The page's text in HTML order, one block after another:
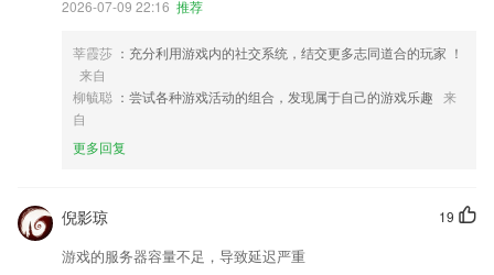
2026-07-09 22:16 推荐
莘霞莎 ：充分利用游戏内的社交系统，结交更多志同道合的玩家 ！
来自
柳毓聪 ：尝试各种游戏活动的组合，发现属于自己的游戏乐趣 来
自
更多回复
19
倪影琼
游戏的服务器容量不足，导致延迟严重